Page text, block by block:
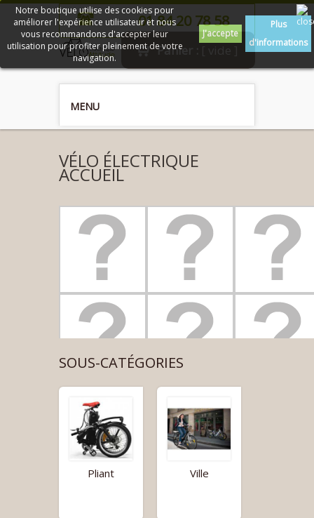
01 84 20 78 58
Panier :
MENU
Notre boutique utilise des cookies pour
améliorer l'expérience utilisateur et nous
vous recommandons d'accepter leur
utilisation pour profiter pleinement de votre
navigation.
J'accepte
Plus
d'informations
VÉLO ÉLECTRIQUE
ACCUEIL
SOUS-CATÉGORIES
Pliant Ville